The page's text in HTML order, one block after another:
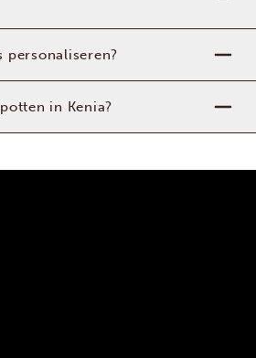
personaliseren?
in Kenia?